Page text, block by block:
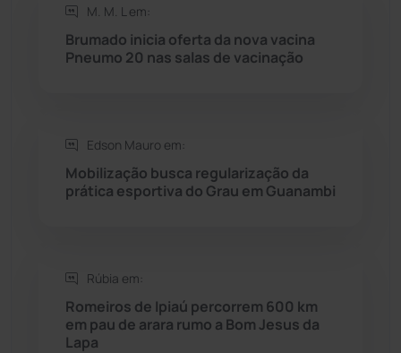
Rio do Antônio
Seabra (50)
Sítio do Mato
Sudoeste Baiano (1530)
M. M. L em:
Brumado inicia oferta da nova vacina
Pneumo 20 nas salas de vacinação
Edson Mauro em:
Mobilização busca regularização da
prática esportiva do Grau em Guanambi
Rúbia em:
Romeiros de Ipiaú percorrem 600 km
em pau de arara rumo a Bom Jesus da
Lapa